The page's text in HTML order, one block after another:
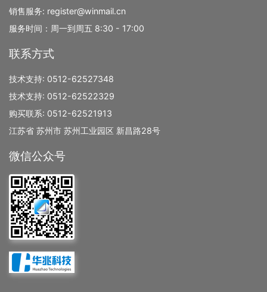
销售服务: register@winmail.cn
服务时间：周一到周五 8:30 - 17:00
联系方式
技术支持: 0512-62527348
技术支持: 0512-62522329
购买联系: 0512-62521913
江苏省 苏州市 苏州工业园区 新昌路28号
微信公众号